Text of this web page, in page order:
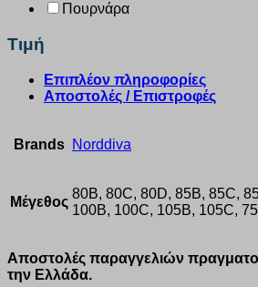
Πουρνάρα
Τιμή
Επιπλέον πληροφορίες
Αποστολές / Επιστροφές
Brands Norddiva
Μέγεθος
80B, 80C, 80D, 85B, 85C,
100B, 100C, 105B, 105C,
Αποστολές παραγγελιών
την Ελλάδα.